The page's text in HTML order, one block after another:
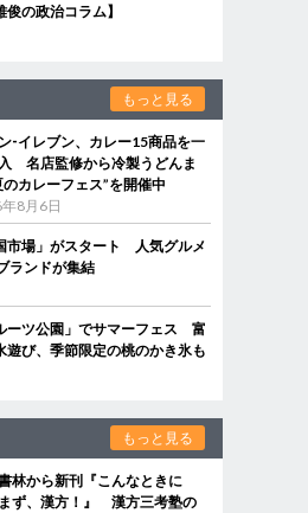
の政治コラム】
もっと見る
‐イレブン、カレー15商品を一
名店監修から冷製うどんま
のカレーフェス”を開催中
8月6日
市場」がスタート 人気グルメ
ランドが集結
ーツ公園」でサマーフェス 富
遊び、季節限定の桃のかき氷も
もっと見る
林から新刊『こんなときに
ず、漢方！』 漢方三考塾の